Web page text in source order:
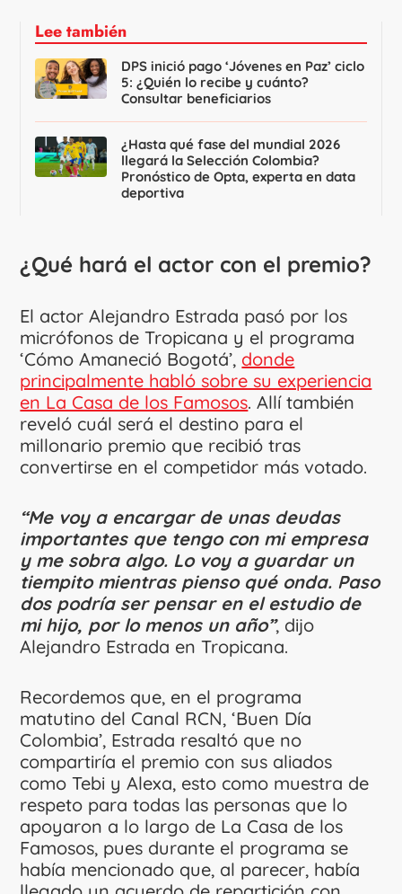
Lee también
DPS inició pago ‘Jóvenes en Paz’ ciclo
5: ¿Quién lo recibe y cuánto?
Consultar beneficiarios
¿Hasta qué fase del mundial 2026
llegará la Selección Colombia?
Pronóstico de Opta, experta en data
deportiva
¿Qué hará el actor con el premio?
El actor Alejandro Estrada pasó por los
micrófonos de Tropicana y el programa
‘Cómo Amaneció Bogotá’, donde
principalmente habló sobre su experiencia
en La Casa de los Famosos. Allí también
reveló cuál será el destino para el
millonario premio que recibió tras
convertirse en el competidor más votado.
“Me voy a encargar de unas deudas
importantes que tengo con mi empresa
y me sobra algo. Lo voy a guardar un
tiempito mientras pienso qué onda. Paso
dos podría ser pensar en el estudio de
mi hijo, por lo menos un año”, dijo
Alejandro Estrada en Tropicana.
Recordemos que, en el programa
matutino del Canal RCN, ‘Buen Día
Colombia’, Estrada resaltó que no
compartiría el premio con sus aliados
como Tebi y Alexa, esto como muestra de
respeto para todas las personas que lo
apoyaron a lo largo de La Casa de los
Famosos, pues durante el programa se
había mencionado que, al parecer, había